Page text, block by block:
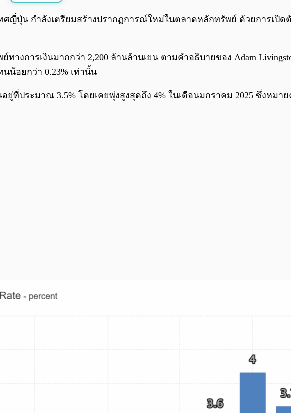
ทศญี่ปุ่น กำลังเตรียมสร้างปรากฏการณ์ใหม่ในตลาดหลักทรัพย์ ด้วยการเปิ
างการเงินมากกว่า 2,200 ล้านล้านเยน ตามคำอธิบายของ Adam
น้อยกว่า 0.23% เท่านั้น
ที่ประมาณ 3.5% โดยเคยพุ่งสูงสุดถึง 4% ในเดือนมกราคม 2025 ซึ่งหม